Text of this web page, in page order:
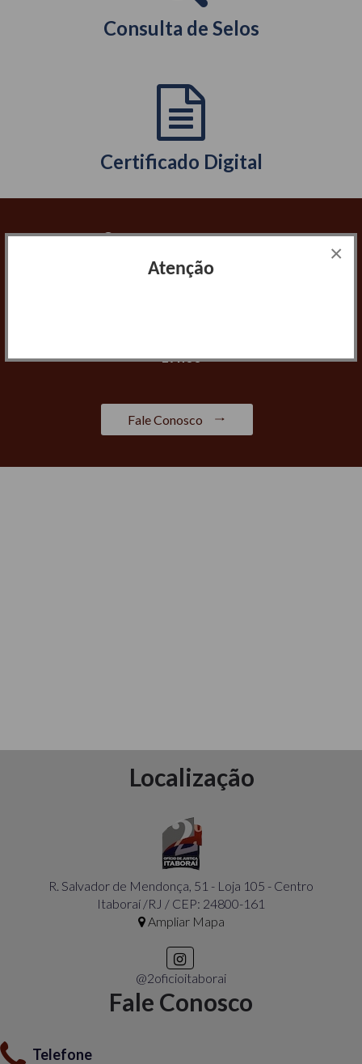
Atenção
×
Consulta de Selos
Certificado Digital
Horário de Atendimento:
Registro de Imóveis, Registro Civil de Pessoas
17h00
Fale Conosco
Localização
R. Salvador de Mendonça, 51 - Loja 105 - Centro
Itaboraí /RJ / CEP: 24800-161
Ampliar Mapa
@2oficioitaborai
Fale Conosco
Telefone